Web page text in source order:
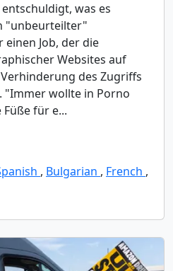
was es
"unbeurteilter"
Job, der die
Websites auf
des Zugriffs
"Immer wollte in Porno
für e...
, Bulgarian , French ,